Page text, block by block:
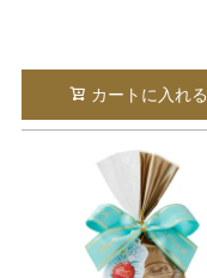
カートに入れる